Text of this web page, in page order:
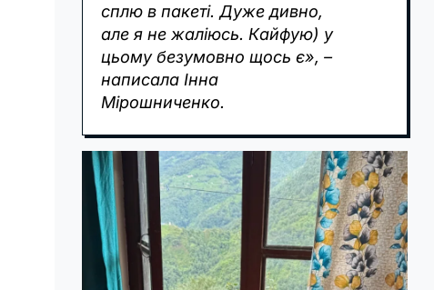
сплю в пакеті. Дуже дивно,
але я не жаліюсь. Кайфую) у
цьому безумовно щось є», –
написала Інна
Мірошниченко.